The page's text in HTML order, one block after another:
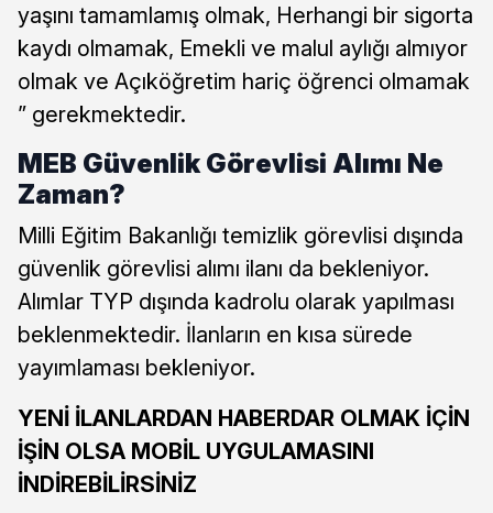
yaşını tamamlamış olmak, Herhangi bir sigorta
kaydı olmamak, Emekli ve malul aylığı almıyor
olmak ve Açıköğretim hariç öğrenci olmamak
” gerekmektedir.
MEB Güvenlik Görevlisi Alımı Ne
Zaman?
Milli Eğitim Bakanlığı temizlik görevlisi dışında
güvenlik görevlisi alımı ilanı da bekleniyor.
Alımlar TYP dışında kadrolu olarak yapılması
beklenmektedir. İlanların en kısa sürede
yayımlaması bekleniyor.
YENİ İLANLARDAN HABERDAR OLMAK İÇİN
İŞİN OLSA MOBİL UYGULAMASINI
İNDİREBİLİRSİNİZ